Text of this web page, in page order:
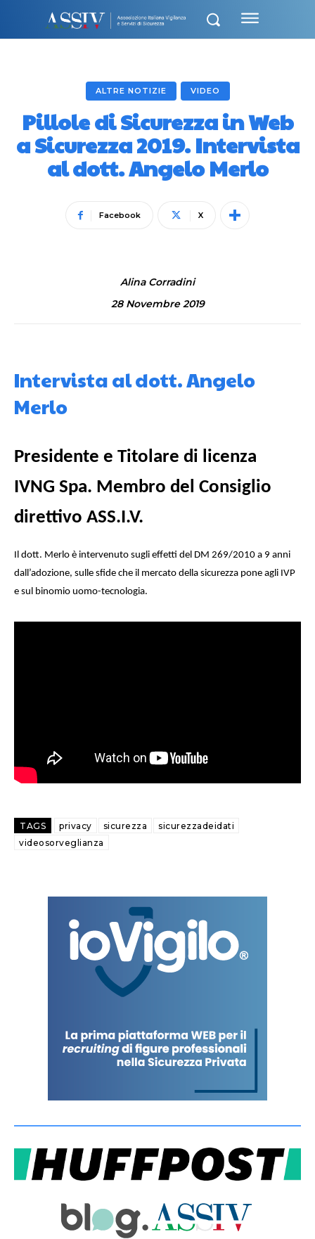
ALTRE NOTIZIE VIDEO
Pillole di Sicurezza in Web
a Sicurezza 2019. Intervista
al dott. Angelo Merlo
Facebook X
Alina Corradini
28 Novembre 2019
Intervista al dott. Angelo
Merlo
Presidente e Titolare di licenza
IVNG Spa. Membro del Consiglio
direttivo ASS.I.V.
Il dott. Merlo è intervenuto sugli effetti del DM 269/2010 a 9 anni
dall’adozione, sulle sfide che il mercato della sicurezza pone agli IVP
e sul binomio uomo-tecnologia.
TAGS privacy sicurezza
sicurezzadeidati
videosorveglianza